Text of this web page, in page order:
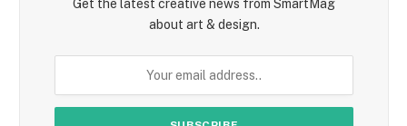
Get the latest creative news from SmartMag
about art & design.